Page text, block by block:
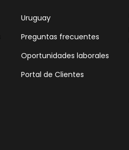
Uruguay
Preguntas frecuentes
Oportunidades laborales
Portal de Clientes